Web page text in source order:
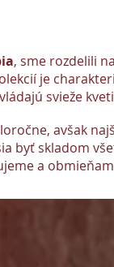
, sme rozdelili
je
svieže
avšak
byť skladom
a